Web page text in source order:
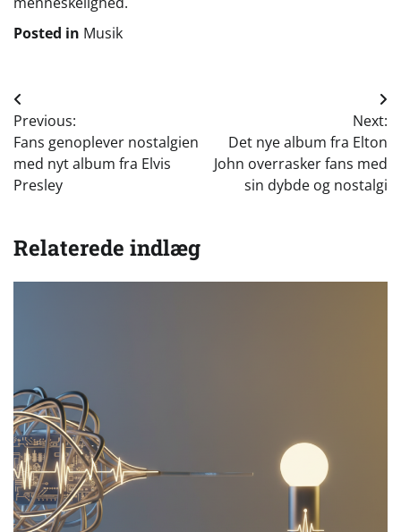
Posted in Musik
Indlægsnavigation
Previous:
Fans genoplever nostalgien
med nyt album fra Elvis
Presley
Next:
Det nye album fra Elton
John overrasker fans med
sin dybde og nostalgi
Relaterede indlæg